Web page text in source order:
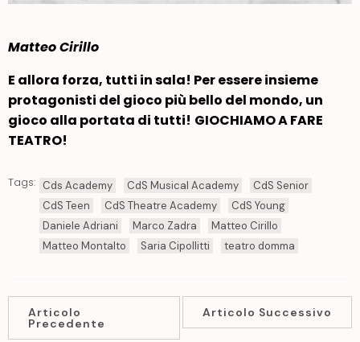
Matteo Cirillo
E allora forza, tutti in sala! Per essere insieme
protagonisti del gioco più bello del mondo, un
gioco alla portata di tutti! GIOCHIAMO A FARE
TEATRO!
Tags: Cds Academy CdS Musical Academy
CdS Senior
CdS Teen
CdS Theatre Academy
CdS Young
Daniele Adriani
Marco Zadra
Matteo Cirillo
Matteo Montalto
Saria Cipollitti teatro domma
Articolo
Precedente
Articolo Successivo